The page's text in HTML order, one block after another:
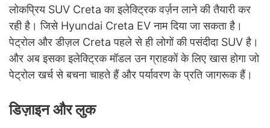
लोकप्रिय SUV Creta का इलेक्ट्रिक वर्ज़न लाने की तैयारी कर
रही है। जिसे Hyundai Creta EV नाम दिया जा सकता है।
पेट्रोल और डीज़ल Creta पहले से ही लोगों की पसंदीदा SUV है।
और अब इसका इलेक्ट्रिक मॉडल उन ग्राहकों के लिए खास होगा जो
पेट्रोल खर्च से बचना चाहते हैं और पर्यावरण के प्रति जागरूक हैं।
डिज़ाइन और लुक